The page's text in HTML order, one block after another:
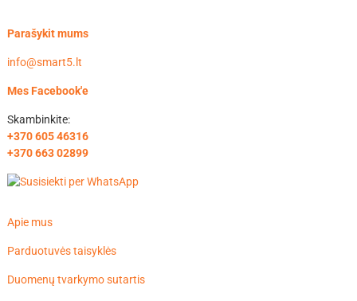
Parašykit mums
info@smart5.lt
Mes Facebook'e
Skambinkite:
+370 605 46316
+370 663 02899
Apie mus
Parduotuvės taisyklės
Duomenų tvarkymo sutartis